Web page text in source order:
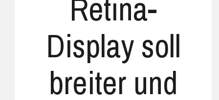
Retina-
Display soll
breiter und